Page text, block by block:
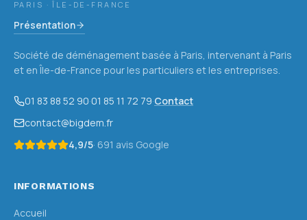
PARIS · ÎLE-DE-FRANCE
Présentation
Société de déménagement basée à Paris, intervenant à Paris
et en Île-de-France pour les particuliers et les entreprises.
01 83 88 52 90·01 85 11 72 79·Contact
contact@bigdem.fr
4,9/5· 691 avis Google
INFORMATIONS
Accueil